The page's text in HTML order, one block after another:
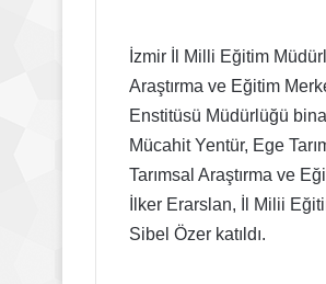
İzmir İl Milli Eğitim
Araştırma ve Eğitim
Enstitüsü Müdürlüğü
Mücahit Yentür, Ege
Tarımsal Araştırma ve
İlker Erarslan, İl Milii
Sibel Özer katıldı.